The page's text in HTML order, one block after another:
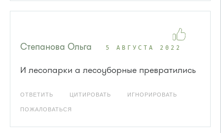
Степанова Ольга 5 АВГУСТА 2022
И лесопарки а лесоуборные превратились
ОТВЕТИТЬ ЦИТИРОВАТЬ ИГНОРИРОВАТЬ
ПОЖАЛОВАТЬСЯ